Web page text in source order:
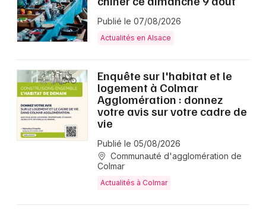
Publié le 07/08/2026
Actualités en Alsace
Enquête sur l'habitat et le
logement à Colmar
Agglomération : donnez
votre avis sur votre cadre de
vie
Publié le 05/08/2026
Communauté d'agglomération de
Colmar
Actualités à Colmar